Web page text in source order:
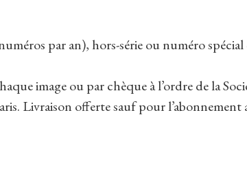
par an), hors-série ou numéro
image ou par chèque à l’ordre de la
Livraison offerte sauf pour l’abonnement